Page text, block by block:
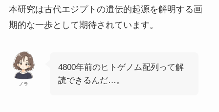
本研究は古代エジプトの遺伝的起源を解明する画
期的な一歩として期待されています。
ノラ
4800年前のヒトゲノム配列って解
読できるんだ…。